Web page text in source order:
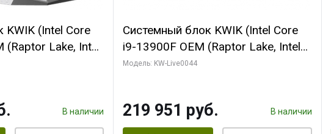
KWIK (Intel Core
(Raptor Lake, Intel
32 ГБ ОЗУ (2
В наличии
Системный блок KWIK (Intel Core
i9-13900F OEM (Raptor Lake, Intel
7, Efficient-co/ 32 ГБ ОЗУ (2
HD/ 512 ГБ SSD)
Модель: KW-Live0044
219 951 руб. В наличии